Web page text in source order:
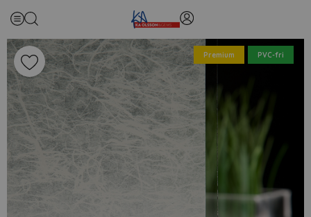
Premium PVC-fri